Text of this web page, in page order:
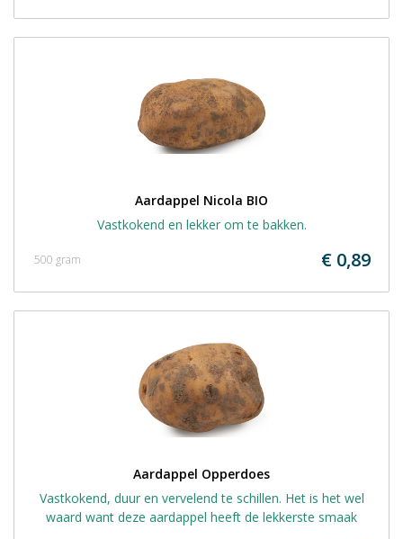
Aardappel Nicola BIO
Vastkokend en lekker om te bakken.
€ 0,89
500 gram
Aardappel Opperdoes
Vastkokend, duur en vervelend te schillen. Het is het wel
waard want deze aardappel heeft de lekkerste smaak